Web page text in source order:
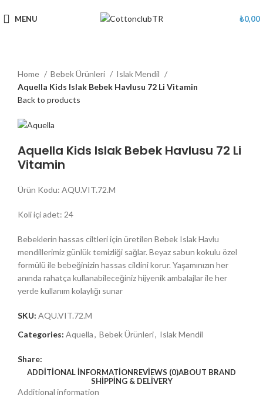
MENU ₺0,00
Home Bebek Ürünleri
Islak Mendil
Aquella Kids Islak Bebek Havlusu 72 Li Vitamin
Back to products
Aquella Kids Islak Bebek Havlusu 72 Li
Vitamin
Ürün Kodu: AQU.VIT.72.M
Koli içi adet: 24
Bebeklerin hassas ciltleri için üretilen Bebek Islak Havlu
mendillerimiz günlük temizliği sağlar. Beyaz sabun kokulu özel
formülü ile bebeğinizin hassas cildini korur. Yaşamınızın her
anında rahatça kullanabileceğiniz hijyenik ambalajlar ile her
yerde kullanım kolaylığı sunar
SKU: AQU.VIT.72.M
Categories: Aquella, Bebek Ürünleri, Islak Mendil
Share:
ADDITIONAL INFORMATIONREVIEWS (0)ABOUT BRAND
SHIPPING & DELIVERY
Additional information